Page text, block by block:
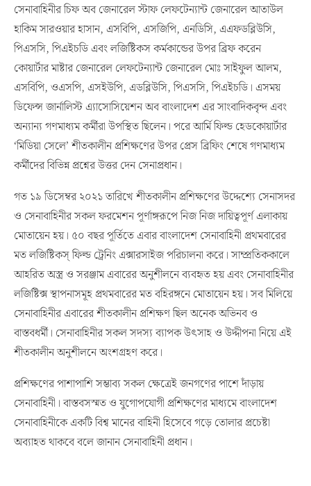
সেনাবাহিনীর চিফ অব জেনারেল স্টাফ লেফটেন্যান্ট জেনারেল আতাউল
হাকিম সারওয়ার হাসান, এসবিপি, এসজিপি, এনডিসি, এএফডব্লিউসি,
পিএসসি, পিএইচডি এবং লজিষ্টিকস কর্মকান্ডের উপর ব্রিফ করেন
কোয়ার্টার মাষ্টার জেনারেল লেফটেন্যান্ট জেনারেল মোঃ সাইফুল আলম,
এসবিপি, ওএসপি, এসইউপি, এডব্লিউসি, পিএসসি, পিএইচডি। এসময়
ডিফেন্স জার্নালিস্ট এ্যাসোসিয়েশন অব বাংলাদেশ এর সাংবাদিকবৃন্দ এবং
অন্যান্য গণমাধ্যম কর্মীরা উপস্থিত ছিলেন। পরে আর্মি ফিল্ড হেডকোয়ার্টার
‘মিডিয়া সেলে’ শীতকালীন প্রশিক্ষণের উপর প্রেস ব্রিফিং শেষে গণমাধ্যম
কর্মীদের বিভিন্ন প্রশ্নের উত্তর দেন সেনাপ্রধান।
গত ১৯ ডিসেম্বর ২০২১ তারিখে শীতকালীন প্রশিক্ষণের উদ্দেশ্যে সেনাসদর
ও সেনাবাহিনীর সকল ফরমেশন পূর্ণাঙ্গরূপে নিজ নিজ দায়িত্বপূর্ণ এলাকায়
মোতায়েন হয়। ৫০ বছর পূর্তিতে এবার বাংলাদেশ সেনাবাহিনী প্রথমবারের
মত লজিষ্টিকস্ ফিল্ড ট্রেনিং এক্সারসাইজ পরিচালনা করে। সাম্প্রতিককালে
আহরিত অস্ত্র ও সরঞ্জাম এবারের অনুশীলনে ব্যবহৃত হয় এবং সেনাবাহিনীর
লজিষ্টিক্স স্থাপনাসমূহ প্রথমবারের মত বহিরঙ্গনে মোতায়েন হয়। সব মিলিয়ে
সেনাবাহিনীর এবারের শীতকালীন প্রশিক্ষণ ছিল অনেক অভিনব ও
বাস্তবধর্মী। সেনাবাহিনীর সকল সদস্য ব্যাপক উৎসাহ ও উদ্দীপনা নিয়ে এই
শীতকালীন অনুশীলনে অংশগ্রহণ করে।
প্রশিক্ষণের পাশাপাশি সম্ভাব্য সকল ক্ষেত্রেই জনগণের পাশে দাঁড়ায়
সেনাবাহিনী। বাস্তবসস্মত ও যুগোপযোগী প্রশিক্ষণের মাধ্যমে বাংলাদেশ
সেনাবাহিনীকে একটি বিশ্ব মানের বাহিনী হিসেবে গড়ে তোলার প্রচেষ্টা
অব্যাহত থাকবে বলে জানান সেনাবাহিনী প্রধান।